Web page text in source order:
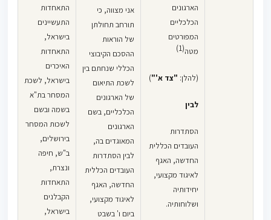
הארגונים
הכלכליים
המפורטים
מטה(1)
(להלן: "צד א'")
לבין
הסתדרות
העובדים הכללית
החדשה, האגף
לאיגוד מקצועי,
יחידותיה
ושלוחותיה.
אני מצווה, כי
תורחב תחולתן
של הוראות
ההסכם הקיבוצי
הכללי שנחתם בין
לשכת התיאום
של הארגונים
הכלכליים, בשם
הארגונים
המאוגדים בה,
לבין הסתדרות
העובדים הכללית
החדשה, האגף
לאיגוד מקצועי,
ביום ו' בשבט
התאחדות
התעשיינים
בישראל,
התאחדות
האיכרים
בישראל, לשכת
המסחר בת"א
בשמה ובשם
לשכות המסחר
בירושלים,
ב"ש, חיפה
ונצרת,
התאחדות
הקבלנים
בישראל,